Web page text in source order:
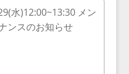
水)12:00~13:30 メン
ンスのお知らせ